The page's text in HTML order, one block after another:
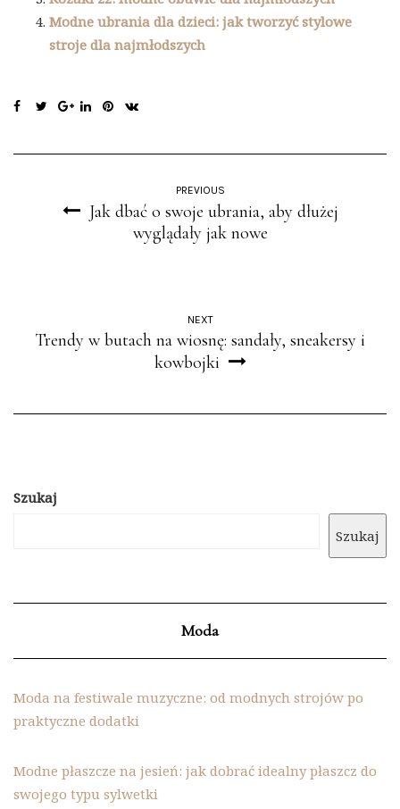
Modne ubrania dla dzieci: jak tworzyć stylowe
stroje dla najmłodszych
PREVIOUS
Jak dbać o swoje ubrania, aby dłużej
wyglądały jak nowe
NEXT
Trendy w butach na wiosnę: sandały, sneakersy i
kowbojki
Szukaj
Szukaj
Moda
Moda na festiwale muzyczne: od modnych strojów po
praktyczne dodatki
Modne płaszcze na jesień: jak dobrać idealny płaszcz do
swojego typu sylwetki